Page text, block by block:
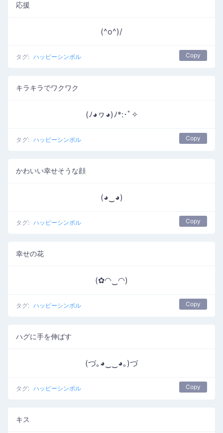
応援
(^o^)/
タグ: ハッピーシンボル Copy
キラキラでワクワク
(ﾉ◕ヮ◕)ﾉ*:･ﾟ✧
タグ: ハッピーシンボル Copy
かわいい幸せそうな顔
(◕‿◕)
タグ: ハッピーシンボル Copy
幸せの花
(✿◠‿◠)
タグ: ハッピーシンボル Copy
ハグに手を伸ばす
(づ｡◕‿‿◕｡)づ
タグ: ハッピーシンボル Copy
キス